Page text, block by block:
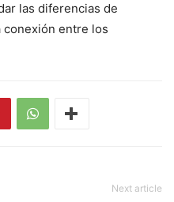
las diferencias de
entre los
Next article